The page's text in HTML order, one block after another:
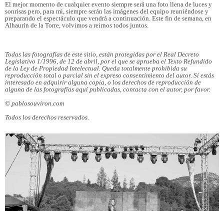
El mejor momento de cualquier evento siempre será una foto llena de luces y
sonrisas pero, para mi, siempre serán las imágenes del equipo reuniéndose y
preparando el espectáculo que vendrá a continuación. Este fin de semana, en
Alhaurín de la Torre, volvimos a reirnos todos juntos.
Todas las fotografías de este sitio, están protegidas por el Real Decreto
Legislativo 1/1996, de 12 de abril, por el que se aprueba el Texto Refundido
de la Ley de Propiedad Intelectual. Queda totalmente prohibida su
reproducción total o parcial sin el expreso consentimiento del autor. Si estás
interesado en adquirir alguna copia, o los derechos de reproducción de
alguna de las fotografías aquí publicadas, contacta con el autor, por favor.
© pablosouviron.com
Todos los derechos reservados.